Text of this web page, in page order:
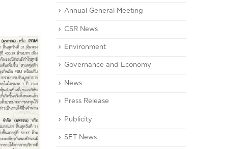
Annual General Meeting
CSR News
Environment
Governance and Economy
News
Press Release
Publicity
SET News